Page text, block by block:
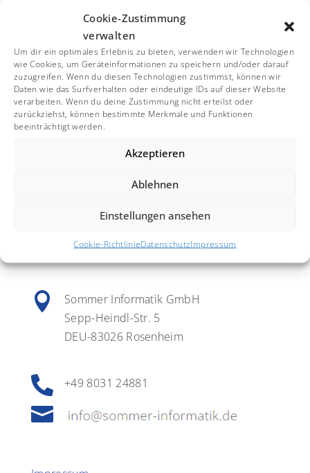
Cookie-Zustimmung
verwalten
Um dir ein optimales Erlebnis zu bieten, verwenden wir Technologien
wie Cookies, um Geräteinformationen zu speichern und/oder darauf
zuzugreifen. Wenn du diesen Technologien zustimmst, können wir
Daten wie das Surfverhalten oder eindeutige IDs auf dieser Website
verarbeiten. Wenn du deine Zustimmung nicht erteilst oder
zurückziehst, können bestimmte Merkmale und Funktionen
beeinträchtigt werden.
Akzeptieren
Ablehnen
Einstellungen ansehen
Cookie-RichtlinieDatenschutzImpressum
Eine detaillierte Antwort finden Sie hier:
Vorauszahlungen umbenennen
Wie lassen sich
Personentage auf Personen
und Räume umrechnen?
Eine detaillierte Antwort finden Sie hier:
Personentage umlegen auf Personen und

Sommer Informatik GmbH
Sepp-Heindl-Str. 5
DEU-83026 Rosenheim
 +49 8031 24881
